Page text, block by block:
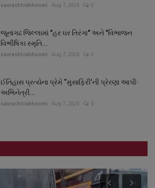
saurashtrabhoomi Aug 7, 2026 0
જૂનાગઢ જિલ્લામાં "હર ઘર તિરંગા" અને "વિભાજન
વિભીષિકા સ્મૃતિ...
saurashtrabhoomi Aug 7, 2026 0
ઈતિહાસ પ્રત્યેના પ્રેમે “મુસાફિરી’ની પ્રેરણા આપીઃ
અભિનેત્રી...
saurashtrabhoomi Aug 7, 2026 0